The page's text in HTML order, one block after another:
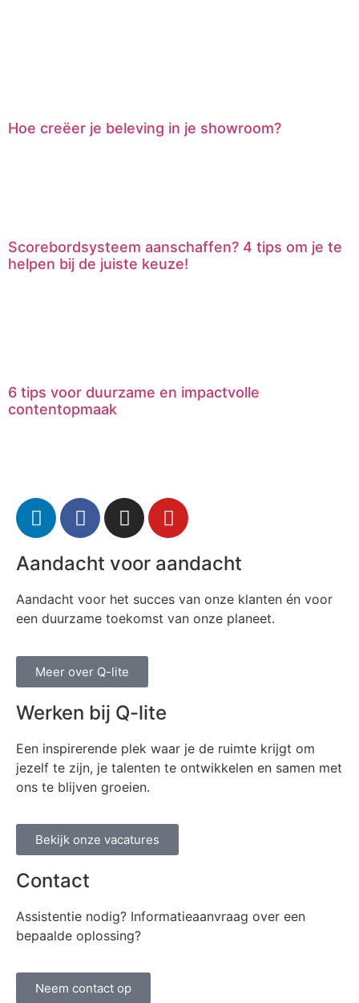
Hoe creëer je beleving in je showroom?
Scorebordsysteem aanschaffen? 4 tips om je te
helpen bij de juiste keuze!
6 tips voor duurzame en impactvolle
contentopmaak
Aandacht voor aandacht
Aandacht voor het succes van onze klanten én voor
een duurzame toekomst van onze planeet.
Meer over Q-lite
Werken bij Q-lite
Een inspirerende plek waar je de ruimte krijgt om
jezelf te zijn, je talenten te ontwikkelen en samen met
ons te blijven groeien.
Bekijk onze vacatures
Contact
Assistentie nodig? Informatieaanvraag over een
bepaalde oplossing?
Neem contact op